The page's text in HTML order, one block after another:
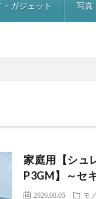
・ガジェット 写真
家庭用【シュ
P3GM】～セ
2020.08.05
モ